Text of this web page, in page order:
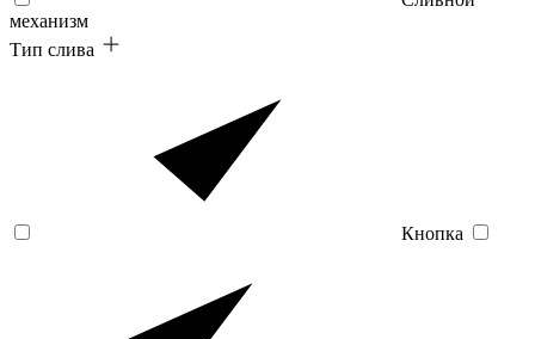
механизм
Тип слива
Кнопка